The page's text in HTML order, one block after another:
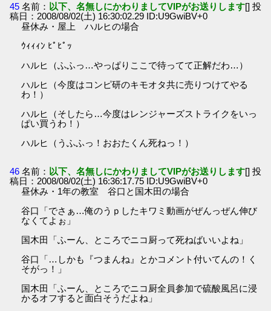
45 名前： 以下、名無しにかわりましてVIPがお送りします[] 投
稿日：2008/08/02(土) 16:30:02.29 ID:U9GwiBV+0
昼休み・屋上 ハルヒの場合
ｳｨｨｨﾝ ﾋﾟﾋﾟｯ
ハルヒ（ふふっ…やっぱりここで待ってて正解だわ…）
ハルヒ（今度はコンピ研のキモオタ共に売りつけてやる
わ！）
ハルヒ（そしたら…今度はレンジャーズストライクをいっ
ぱい買うわ！）
ハルヒ（うふふっ！おおたくん死ねっ！）
46 名前： 以下、名無しにかわりましてVIPがお送りします[] 投
稿日：2008/08/02(土) 16:36:17.75 ID:U9GwiBV+0
昼休み・1年の教室 谷口と国木田の場合
谷口「でさぁ…俺のうｐしたキワミ動画がぜんっぜん伸び
なくてよぉ」
国木田「ふーん、ところでニコ厨って死ねばいいよね」
谷口「…しかも『つまんね』とかコメント付いてんの！く
そがっ！」
国木田「ふーん、ところでニコ厨全員参加で硫酸風呂に浸
かるオフすると面白そうだよね」